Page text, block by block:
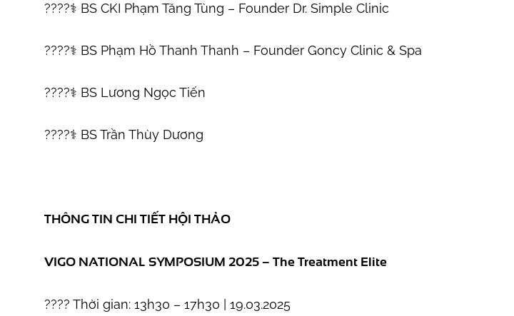
????‍⚕️ BS CKI Phạm Tăng Tùng – Founder Dr. Simple Clinic
????‍⚕️ BS Phạm Hồ Thanh Thanh – Founder Goncy Clinic & Spa
????‍⚕️ BS Lương Ngọc Tiến
????‍⚕️ BS Trần Thùy Dương
THÔNG TIN CHI TIẾT HỘI THẢO
VIGO NATIONAL SYMPOSIUM 2025 – The Treatment Elite
???? Thời gian: 13h30 – 17h30 | 19.03.2025